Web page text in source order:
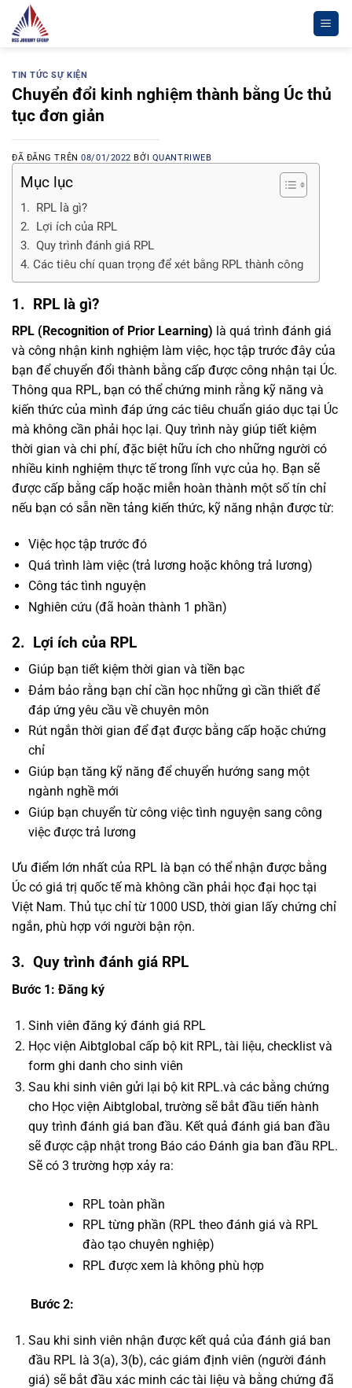
Chuyển
đến
dungTIN TỨC SỰ KIỆN
Chuyển đổi kinh nghiệm thành bằng Úc thủ
tục đơn giản
ĐÃ ĐĂNG TRÊN08/01/2022 BỞI QUANTRIWEB
Mục lục
1. RPL là gì?
2. Lợi ích của RPL
3. Quy trình đánh giá RPL
4. Các tiêu chí quan trọng để xét bằng RPL thành công
1. RPL là gì?
RPL (Recognition of Prior Learning) là quá trình đánh giá
và công nhận kinh nghiệm làm việc, học tập trước đây của
bạn để chuyển đổi thành bằng cấp được công nhận tại Úc.
Thông qua RPL, bạn có thể chứng minh rằng kỹ năng và
kiến thức của mình đáp ứng các tiêu chuẩn giáo dục tại Úc
mà không cần phải học lại. Quy trình này giúp tiết kiệm
thời gian và chi phí, đặc biệt hữu ích cho những người có
nhiều kinh nghiệm thực tế trong lĩnh vực của họ. Bạn sẽ
được cấp bằng cấp hoặc miễn hoàn thành một số tín chỉ
nếu bạn có sẵn nền tảng kiến thức, kỹ năng nhận được từ:
Việc học tập trước đó
Quá trình làm việc (trả lương hoặc không trả lương)
Công tác tình nguyện
Nghiên cứu (đã hoàn thành 1 phần)
2. Lợi ích của RPL
Giúp bạn tiết kiệm thời gian và tiền bạc
Đảm bảo rằng bạn chỉ cần học những gì cần thiết để
đáp ứng yêu cầu về chuyên môn
Rút ngắn thời gian để đạt được bằng cấp hoặc chứng
chỉ
Giúp bạn tăng kỹ năng để chuyển hướng sang một
ngành nghề mới
Giúp bạn chuyển từ công việc tình nguyện sang công
việc được trả lương
Ưu điểm lớn nhất của RPL là bạn có thể nhận được bằng
Úc có giá trị quốc tế mà không cần phải học đại học tại
Việt Nam. Thủ tục chỉ từ 1000 USD, thời gian lấy chứng chỉ
ngắn, phù hợp với người bận rộn.
3. Quy trình đánh giá RPL
Bước 1: Đăng ký
Sinh viên đăng ký đánh giá RPL
Học viện Aibtglobal cấp bộ kit RPL, tài liệu, checklist và
form ghi danh cho sinh viên
Sau khi sinh viên gửi lại bộ kit RPL.và các bằng chứng
cho Học viện Aibtglobal, trường sẽ bắt đầu tiến hành
quy trình đánh giá ban đầu. Kết quả đánh giá ban đầu
sẽ được cập nhật trong Báo cáo Đánh gia ban đầu RPL.
Sẽ có 3 trường hợp xảy ra:
RPL toàn phần
RPL từng phần (RPL theo đánh giá và RPL
đào tạo chuyên nghiệp)
RPL được xem là không phù hợp
Bước 2:
Sau khi sinh viên nhận được kết quả của đánh giá ban
đầu RPL là 3(a), 3(b), các giám định viên (người đánh
giá) sẽ bắt đầu xác minh các tài liệu và bằng chứng đã